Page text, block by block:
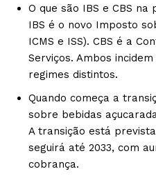
O que são IBS e CBS na
IBS é o novo Imposto
ICMS e ISS). CBS é a
Serviços. Ambos
regimes distintos.
Quando começa a
sobre bebidas
A transição está
seguirá até 2033, com
cobrança.